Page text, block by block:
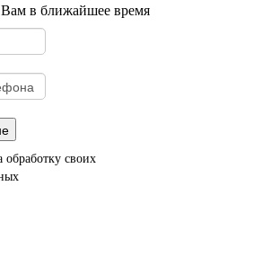
в ближайшее время
обработку своих